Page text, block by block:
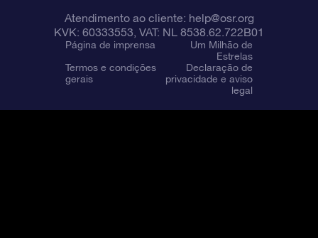
Atendimento ao cliente: help@osr.org
KVK: 60333553, VAT: NL 8538.62.722B01
Página de imprensa
Um Milhão de
Estrelas
Termos e condições
gerais
Declaração de
privacidade e aviso
legal